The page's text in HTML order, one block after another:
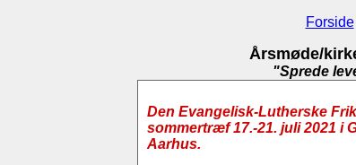
Forside
Årsmøde/
"Sprede
Den Evangelisk-Lutherske
sommertræf 17.-21. juli 2021 i
Aarhus.